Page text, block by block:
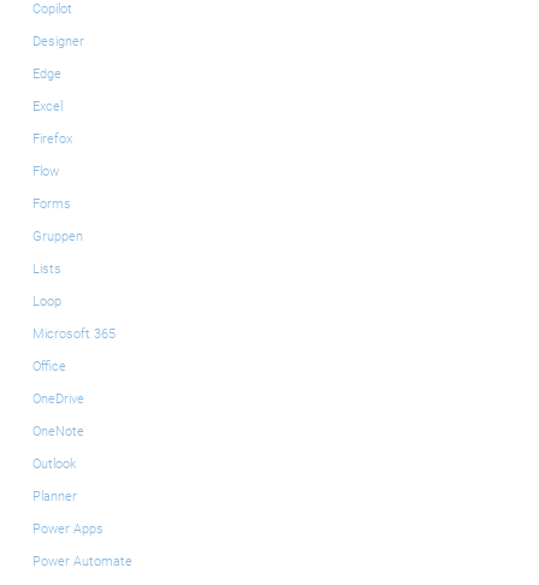
Copilot
Designer
Edge
Excel
Firefox
Flow
Forms
Gruppen
Lists
Loop
Microsoft 365
Office
OneDrive
OneNote
Outlook
Planner
Power Apps
Power Automate